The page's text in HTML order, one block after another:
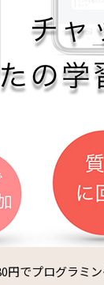
円でプログラミ